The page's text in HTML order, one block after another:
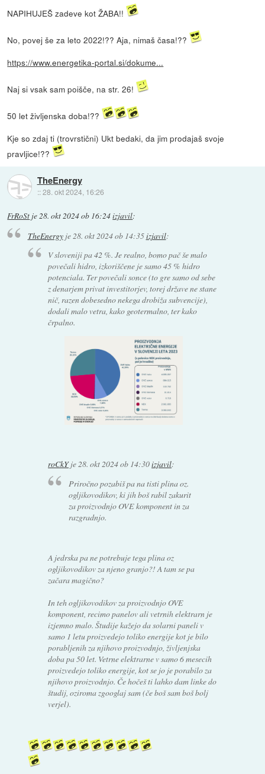
NAPIHUJEŠ zadeve kot ŽABA!!
No, povej še za leto 2022!?? Aja, nimaš časa!??
https://www.energetika-portal.si/dokume...
Naj si vsak sam poišče, na str. 26!
50 let življenska doba!??
Kje so zdaj ti (trovrstični) Ukt bedaki, da jim prodajaš svoje
pravljice!??
TheEnergy
::28. okt 2024, 16:26
FrRoSt je28. okt 2024 ob 16:24izjavil:
TheEnergyje 28. okt 2024 ob 14:35izjavil:
V sloveniji pa 42 %. Je realno, bomo pač še malo
povečali hidro, izkoriščene je samo 45 % hidro
potenciala. Ter povečali sonce (to gre samo od sebe
z denarjem privat investitorjev, torej države ne stane
nič, razen dobesedno nekega drobiža subvencije),
dodali malo vetra, kako geotermalno, ter kako
črpalno.
roCkYje28. okt 2024 ob 14:30izjavil:
Priročno pozabiš pa na tisti plina oz.
ogljikovodikov, ki jih boš rabil zakurit
za proizvodnjo OVE komponent in za
razgradnjo.
A jedrska pa ne potrebuje tega plina oz
ogljikovodikov za njeno granjo?! A tam se pa
začara magično?
In teh ogljikovodikov za proizvodnjo OVE
komponent, recimo panelov ali vetrnih elektrarn je
izjemno malo. Študije kažejo da solarni paneli v
samo 1 letu proizvedejo toliko energije kot je bilo
porabljenih za njihovo proizvodnjo, življenjska
doba pa 50 let. Vetrne elektrarne v samo 6 mesecih
proizvedejo toliko energije, kot se jo je porabilo za
njihovo proizvodnjo. Če hočeš ti lahko dam linke do
študij, oziroma zgooglaj sam (če boš sam boš bolj
verjel).